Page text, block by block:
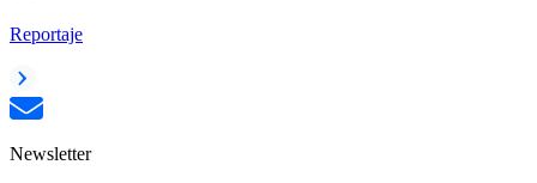
Reportaje
Newsletter